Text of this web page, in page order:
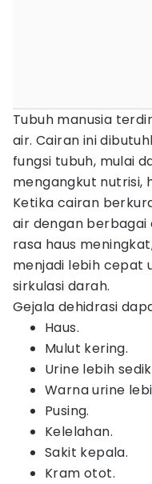
Tubuh manusia
air. Cairan ini
fungsi tubuh, mulai
mengangkut nutrisi,
Ketika cairan
air dengan berbagai
rasa haus
menjadi lebih cepat
sirkulasi darah.
Gejala dehidrasi
Haus.
Mulut kering.
Urine lebih
Warna urine
Pusing.
Kelelahan.
Sakit kepala.
Kram otot.